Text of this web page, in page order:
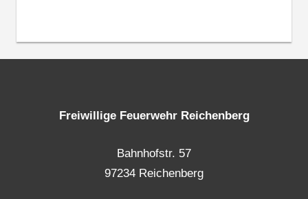
Freiwillige Feuerwehr Reichenberg
Bahnhofstr. 57
97234 Reichenberg